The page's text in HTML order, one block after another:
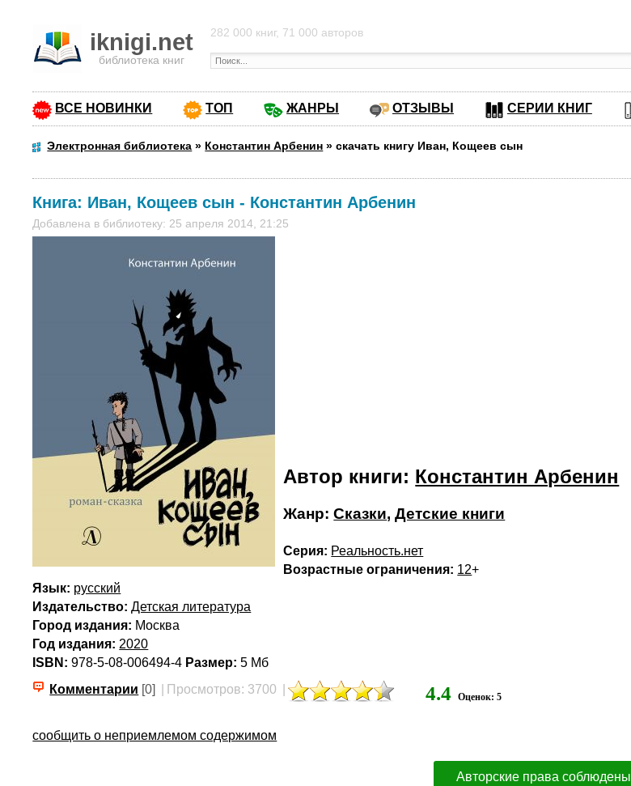
iknigi.net
библиотека книг
282 000 книг, 71 000 авторов
ВСЕ НОВИНКИ ТОП ЖАНРЫ ОТЗЫВЫ СЕРИИ КНИГ
Электронная библиотека » Константин Арбенин »скачать книгу Иван, Кощеев сын
Книга: Иван, Кощеев сын - Константин Арбенин
Добавлена в библиотеку: 25 апреля 2014, 21:25
Автор книги: Константин Арбенин
Жанр:Сказки,Детские книги
Серия: Реальность.нет
Возрастные ограничения: 12+
Язык: русский
Издательство: Детская литература
Город издания: Москва
Год издания: 2020
ISBN: 978-5-08-006494-4 Размер: 5 Мб
Комментарии [0] Просмотров: 3700 4.4 Оценок: 5
сообщить о неприемлемом содержимом
Авторские права соблюдены